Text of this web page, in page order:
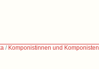
/ Komponistinnen und Komponisten